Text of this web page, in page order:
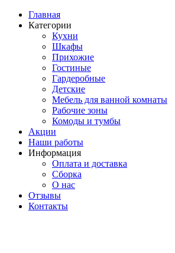
Главная
Категории
Кухни
Шкафы
Прихожие
Гостиные
Гардеробные
Детские
Мебель для ванной комнаты
Рабочие зоны
Комоды и тумбы
Акции
Наши работы
Информация
Оплата и доставка
Сборка
О нас
Отзывы
Контакты